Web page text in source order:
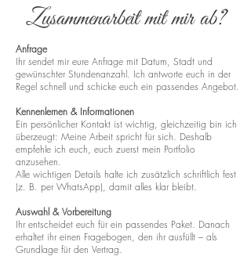
Zusammenarbeit mit mir ab?
Anfrage
Ihr sendet mir eure Anfrage mit Datum, Stadt und
gewünschter Stundenanzahl. Ich antworte euch in der
Regel schnell und schicke euch ein passendes Angebot.
Kennenlernen & Informationen
Ein persönlicher Kontakt ist wichtig, gleichzeitig bin ich
überzeugt: Meine Arbeit spricht für sich. Deshalb
empfehle ich euch, euch zuerst mein Portfolio
anzusehen.
Alle wichtigen Details halte ich zusätzlich schriftlich fest
(z. B. per WhatsApp), damit alles klar bleibt.
Auswahl & Vorbereitung
Ihr entscheidet euch für ein passendes Paket. Danach
erhaltet ihr einen Fragebogen, den ihr ausfüllt – als
Grundlage für den Vertrag.